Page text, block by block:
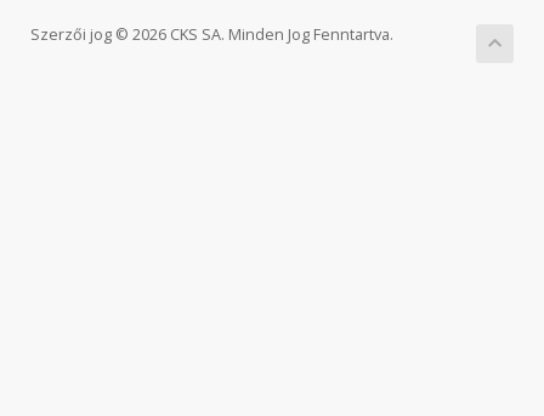
Szerzői jog © 2026 CKS SA. Minden Jog Fenntartva.